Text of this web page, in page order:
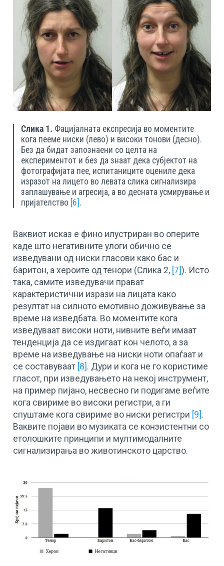
Слика 1. Фацијалната експресија во моментите
кога пееме ниски (лево) и високи тонови (десно).
Без да бидат запознаени со целта на
експериментот и без да знаат дека субјектот на
фотографијата пее, испитаниците оцениле дека
изразот на лицето во левата слика сигнализира
заплашување и агресија, а во десната усмирување и
пријателство [6] .
Ваквиот исказ е фино илустриран во оперите
каде што негативните улоги обично се
изведувани од ниски гласови како бас и
баритон, а хероите од тенори (Слика 2, [7]). Исто
така, самите изведувачи прават
карактеристични изрази на лицата како
резултат на силното емотивно доживување за
време на изведбата. Во моментите кога
изведуваат високи ноти, нивните веѓи имаат
тенденција да се издигаат кон челото, а за
време на изведување на ниски ноти опаѓаат и
се составуваат [8] . Дури и кога не го користиме
гласот, при изведувањето на некој инструмент,
на пример пијано, несвесно ги подигаме веѓите
кога свириме во високи регистри, а ги
спуштаме кога свириме во ниски регистри [9] .
Ваквите појави во музиката се конзистентни со
етолошките принципи и мултимодалните
сигнализирања во животинското царство.